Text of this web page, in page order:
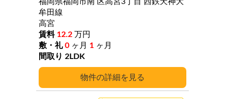
詳細
牟田線
高宮
12.2 万円
0 ヶ月 1 ヶ月
2LDK